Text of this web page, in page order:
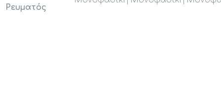
Ρευματός